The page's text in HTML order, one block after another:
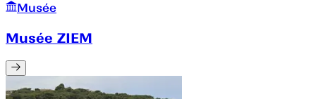
Musée
Musée ZIEM